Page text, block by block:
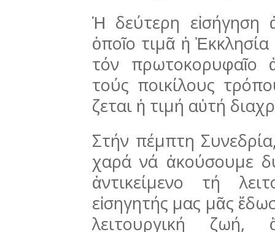
Ἡ δεύτερη εἰσήγηση
ὁποῖο τιμᾶ ἡ
τόν πρωτοκορυφαῖο
τούς ποικίλους
ζεται ἡ τιμή αὐτή
Στήν πέμπτη
χαρά νά ἀκούσου­με
ἀντικείμενο τή
εἰσηγητής μας μᾶς
λειτουργική ζωή,